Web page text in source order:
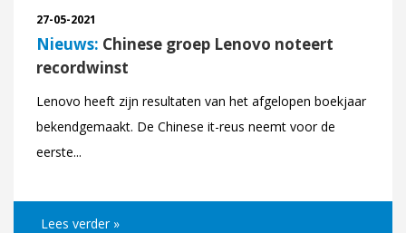
27-05-2021
Nieuws: Chinese groep Lenovo noteert
recordwinst
Lenovo heeft zijn resultaten van het afgelopen boekjaar
bekendgemaakt. De Chinese it-reus neemt voor de
eerste...
Lees verder »